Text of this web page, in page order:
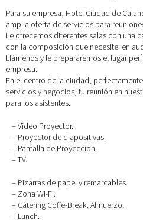
Para su empresa, Hotel Ciudad de
amplia oferta de servicios para
Le ofrecemos diferentes salas con una
con la composición que necesite: en
Llámenos y le prepararemos el lugar
empresa.
En el centro de la ciudad,
servicios y negocios, tu reunión en
para los asistentes.
– Video Proyector.
– Proyector de diapositivas.
– Pantalla de Proyección.
– TV.
– Pizarras de papel y remarcables.
– Zona Wi-Fi.
– Cátering Coffe-Break, Almuerzo.
– Lunch.